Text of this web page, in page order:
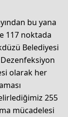
bu yana
117 noktada
Belediyesi
olarak her
255
mücadelesi